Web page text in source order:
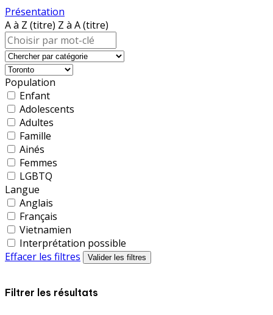
Présentation
A à Z (titre) Z à A (titre)
Population
Enfant
Adolescents
Adultes
Famille
Ainés
Femmes
LGBTQ
Langue
Anglais
Français
Vietnamien
Interprétation possible
Effacer les filtres
Valider les filtres
Filtrer les résultats